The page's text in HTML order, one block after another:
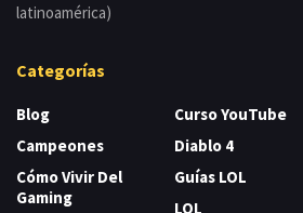
latinoamérica)
Categorías
Blog
Campeones
Cómo Vivir Del
Gaming
Curso YouTube
Diablo 4
Guías LOL
LOL